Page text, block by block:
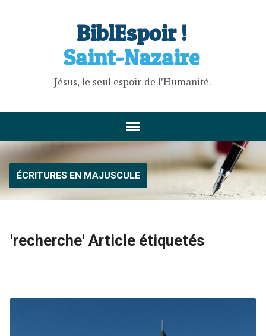
BiblEspoir !
Saint-Nazaire
Jésus, le seul espoir de l'Humanité.
ÉCRITURES EN MAJUSCULE
'recherche' Article étiquetés